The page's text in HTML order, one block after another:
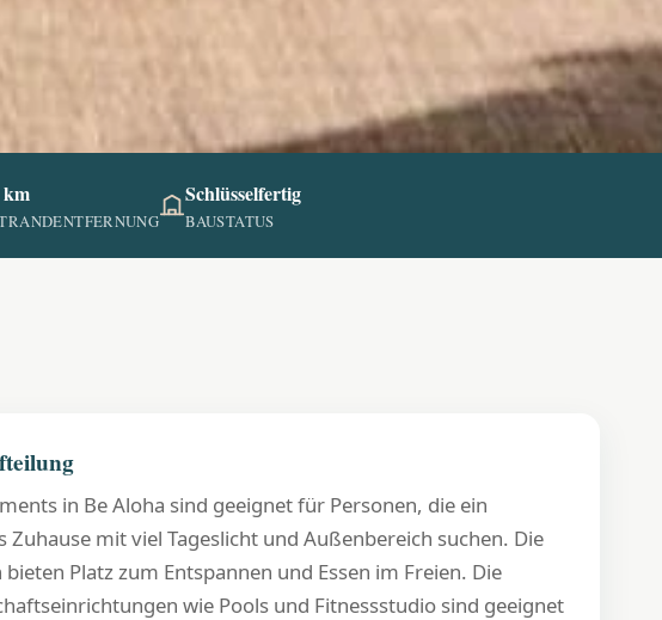
km Schlüsselfertig
BAUSTATUS
in Be Aloha sind geeignet für Personen, die ein
Zuhause mit viel Tageslicht und Außenbereich suchen. Die
bieten Platz zum Entspannen und Essen im Freien. Die
wie Pools und Fitnessstudio sind geeignet